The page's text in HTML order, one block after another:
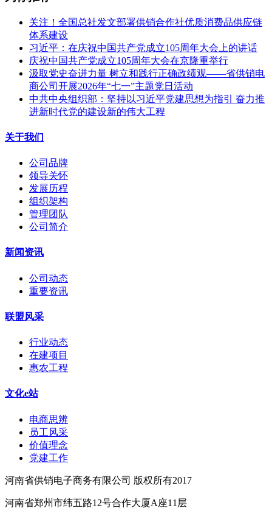
关注！全国总社发文部署供销合作社优质消费品供应链
体系建设
习近平：在庆祝中国共产党成立105周年大会上的讲话
庆祝中国共产党成立105周年大会在京隆重举行
汲取党史奋进力量 树立和践行正确政绩观——省供销电
商公司开展2026年“七一”主题党日活动
中共中央组织部：坚持以习近平党建思想为指引 奋力推
进新时代党的建设新的伟大工程
关于我们
公司品牌
领导关怀
发展历程
组织架构
管理团队
公司简介
新闻资讯
公司动态
重要资讯
联盟风采
行业动态
在建项目
惠农工程
文化e站
电商思辨
员工风采
价值理念
党建工作
河南省供销电子商务有限公司 版权所有2017
河南省郑州市纬五路12号合作大厦A座11层